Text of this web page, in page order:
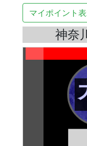
マイポイント
神奈